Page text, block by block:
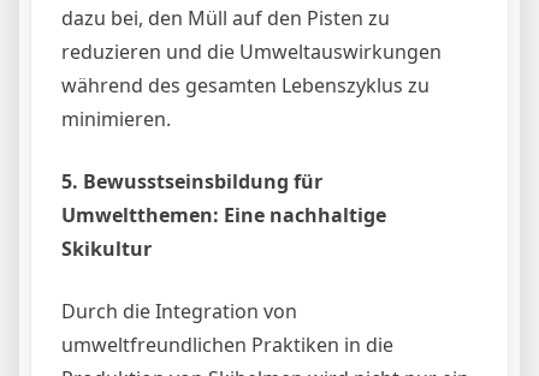
dazu bei, den Müll auf den Pisten zu
reduzieren und die Umweltauswirkungen
während des gesamten Lebenszyklus zu
minimieren.
5. Bewusstseinsbildung für
Umweltthemen: Eine nachhaltige
Skikultur
Durch die Integration von
umweltfreundlichen Praktiken in die